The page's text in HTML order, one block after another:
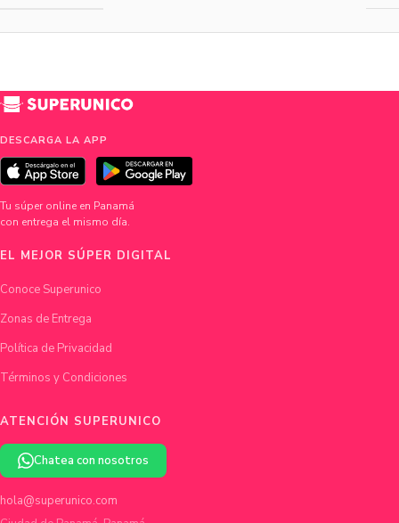
DESCARGA LA APP
Tu súper online en Panamá
con entrega el mismo día.
EL MEJOR SÚPER DIGITAL
Conoce Superunico
Zonas de Entrega
Política de Privacidad
Términos y Condiciones
ATENCIÓN SUPERUNICO
Chatea con nosotros
hola@superunico.com